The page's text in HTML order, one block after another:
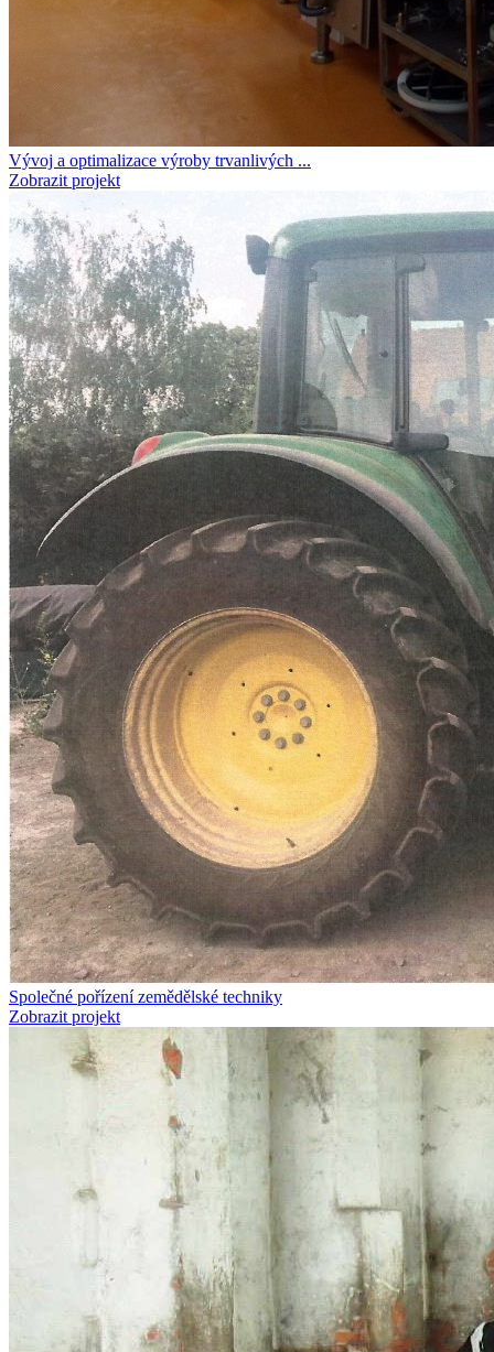
Vývoj a optimalizace výroby trvanlivých ...
Zobrazit projekt
Společné pořízení zemědělské techniky
Zobrazit projekt